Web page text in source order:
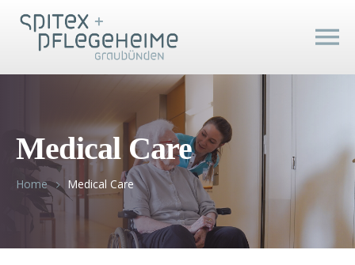
Medical Care
Home Medical Care